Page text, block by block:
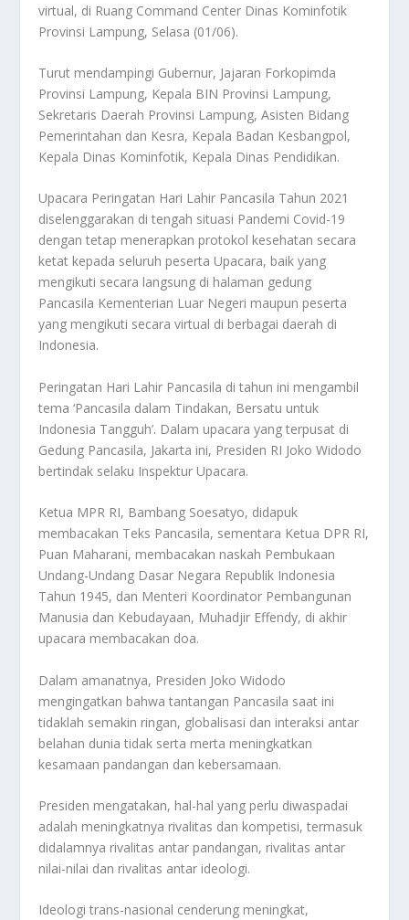
virtual, di Ruang Command Center Dinas Kominfotik
Provinsi Lampung, Selasa (01/06).
Turut mendampingi Gubernur, Jajaran Forkopimda
Provinsi Lampung, Kepala BIN Provinsi Lampung,
Sekretaris Daerah Provinsi Lampung, Asisten Bidang
Pemerintahan dan Kesra, Kepala Badan Kesbangpol,
Kepala Dinas Kominfotik, Kepala Dinas Pendidikan.
Upacara Peringatan Hari Lahir Pancasila Tahun 2021
diselenggarakan di tengah situasi Pandemi Covid-19
dengan tetap menerapkan protokol kesehatan secara
ketat kepada seluruh peserta Upacara, baik yang
mengikuti secara langsung di halaman gedung
Pancasila Kementerian Luar Negeri maupun peserta
yang mengikuti secara virtual di berbagai daerah di
Indonesia.
Peringatan Hari Lahir Pancasila di tahun ini mengambil
tema ‘Pancasila dalam Tindakan, Bersatu untuk
Indonesia Tangguh’. Dalam upacara yang terpusat di
Gedung Pancasila, Jakarta ini, Presiden RI Joko Widodo
bertindak selaku Inspektur Upacara.
Ketua MPR RI, Bambang Soesatyo, didapuk
membacakan Teks Pancasila, sementara Ketua DPR RI,
Puan Maharani, membacakan naskah Pembukaan
Undang-Undang Dasar Negara Republik Indonesia
Tahun 1945, dan Menteri Koordinator Pembangunan
Manusia dan Kebudayaan, Muhadjir Effendy, di akhir
upacara membacakan doa.
Dalam amanatnya, Presiden Joko Widodo
mengingatkan bahwa tantangan Pancasila saat ini
tidaklah semakin ringan, globalisasi dan interaksi antar
belahan dunia tidak serta merta meningkatkan
kesamaan pandangan dan kebersamaan.
Presiden mengatakan, hal-hal yang perlu diwaspadai
adalah meningkatnya rivalitas dan kompetisi, termasuk
didalamnya rivalitas antar pandangan, rivalitas antar
nilai-nilai dan rivalitas antar ideologi.
Ideologi trans-nasional cenderung meningkat,